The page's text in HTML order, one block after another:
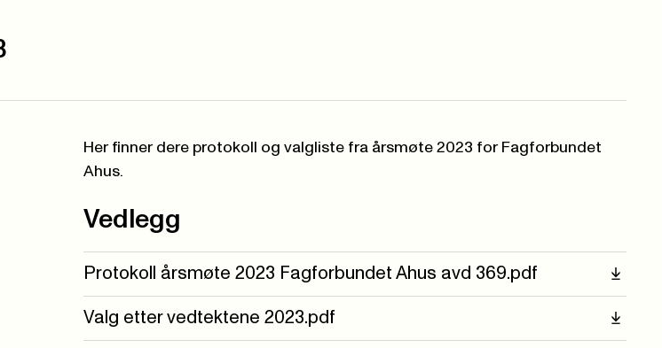
Her finner dere protokoll og valgliste fra årsmøte 2023 for Fagforbundet
Ahus.
Vedlegg
Protokoll årsmøte 2023 Fagforbundet Ahus avd 369.pdf
Valg etter vedtektene 2023.pdf